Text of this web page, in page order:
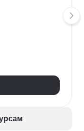
бизнеса